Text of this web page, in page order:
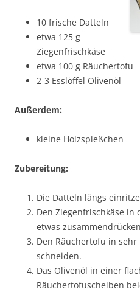
10 frische Datteln
etwa 125 g
Ziegenfrischkäse
etwa 100 g Räuchertofu
2-3 Esslöffel Olivenöl
Außerdem:
kleine Holzspießchen
Zubereitung:
Die Datteln längs
Den Ziegenfrischkäse
etwas
Den Räuchertofu in
schneiden.
Das Olivenöl in einer
Räuchertofuscheiben